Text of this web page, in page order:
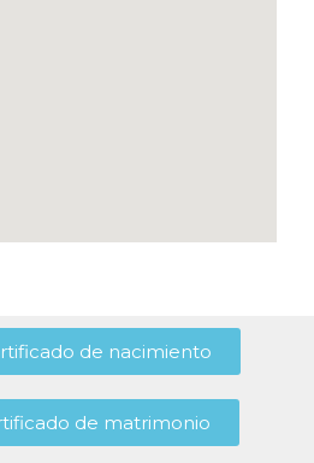
de nacimiento
de matrimonio